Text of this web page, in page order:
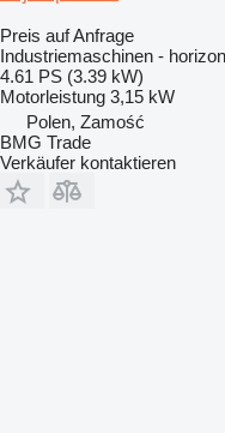
Preis auf Anfrage
Industriemaschinen -
4.61 PS (3.39 kW)
Motorleistung 3,15 kW
Polen, Zamość
BMG Trade
Verkäufer kontaktieren